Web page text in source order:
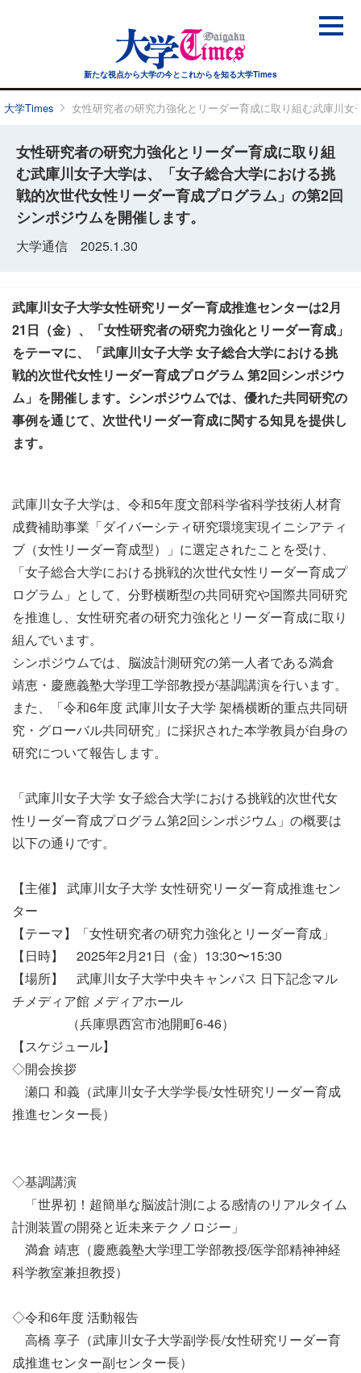
新たな視点から大学の今とこれからを知る大学Times
大学Times 女性研究者の研究力強化とリーダー育成に取り組む武庫川
女性研究者の研究力強化とリーダー育成に取り組
む武庫川女子大学は、「女子総合大学における挑
戦的次世代女性リーダー育成プログラム」の第2回
シンポジウムを開催します。
大学通信 2025.1.30
武庫川女子大学女性研究リーダー育成推進センターは2月
21日（金）、「女性研究者の研究力強化とリーダー育成」
をテーマに、「武庫川女子大学 女子総合大学における挑
戦的次世代女性リーダー育成プログラム 第2回シンポジウ
ム」を開催します。シンポジウムでは、優れた共同研究の
事例を通じて、次世代リーダー育成に関する知見を提供し
ます。
武庫川女子大学は、令和5年度文部科学省科学技術人材育
成費補助事業「ダイバーシティ研究環境実現イニシアティ
ブ（女性リーダー育成型）」に選定されたことを受け、
「女子総合大学における挑戦的次世代女性リーダー育成プ
ログラム」として、分野横断型の共同研究や国際共同研究
を推進し、女性研究者の研究力強化とリーダー育成に取り
組んでいます。
シンポジウムでは、脳波計測研究の第一人者である満倉
靖恵・慶應義塾大学理工学部教授が基調講演を行います。
また、「令和6年度 武庫川女子大学 架橋横断的重点共同研
究・グローバル共同研究」に採択された本学教員が自身の
研究について報告します。
「武庫川女子大学 女子総合大学における挑戦的次世代女
性リーダー育成プログラム第2回シンポジウム」の概要は
以下の通りです。
【主催】 武庫川女子大学 女性研究リーダー育成推進セン
ター
【テーマ】「女性研究者の研究力強化とリーダー育成」
【日時】 2025年2月21日（金）13:30〜15:30
【場所】 武庫川女子大学中央キャンパス 日下記念マル
チメディア館 メディアホール
（兵庫県西宮市池開町6-46）
【スケジュール】
◇開会挨拶
瀬口 和義（武庫川女子大学学長/女性研究リーダー育成
推進センター長）
◇基調講演
「世界初！超簡単な脳波計測による感情のリアルタイム
計測装置の開発と近未来テクノロジー」
満倉 靖恵（慶應義塾大学理工学部教授/医学部精神神経
科学教室兼担教授）
◇令和6年度 活動報告
高橋 享子（武庫川女子大学副学長/女性研究リーダー育
成推進センター副センター長）